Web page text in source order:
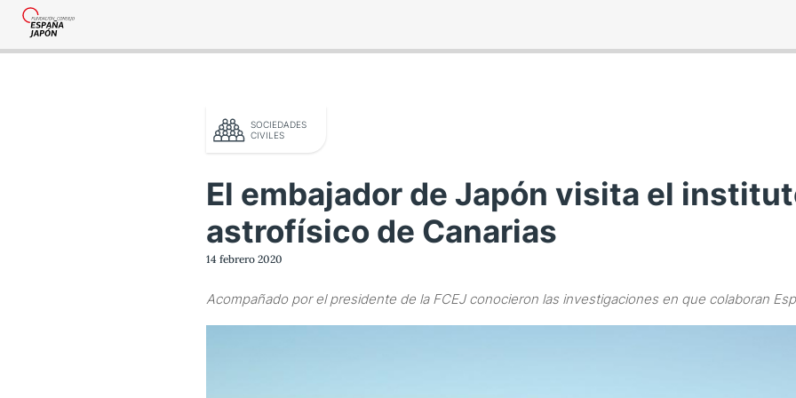
SOCIEDADES
CIVILES
El embajador de Japón visita el
astrofísico de Canarias
14 febrero 2020
Acompañado por el presidente de la FCEJ conocieron las investigaciones en que colaboran